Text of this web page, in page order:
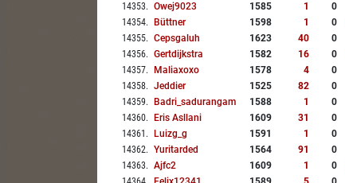
14353. Owej9023 1585 1
0
14354. Büttner 1598 1
0
14355. Cepsgaluh 1623 40
0
14356. Gertdijkstra 1582 16
0
14357. Maliaxoxo 1578 4
0
14358. Jeddier 1525 82
0
14359. Badri_sadurangam 1588 1
0
14360. Eris Asllani 1609 31
0
14361 . Luizg_g 1591 1
0
14362. Yuritarded 1564 91
0
14363. Ajfc2 1609 1
0